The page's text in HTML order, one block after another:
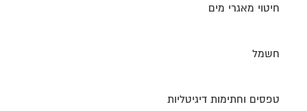
חיטוי מאגרי מים
חשמל
טפסים וחתימות דיגיטליות